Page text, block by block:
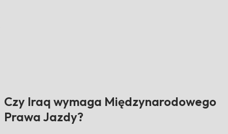
Czy Iraq wymaga Międzynarodowego
Prawa Jazdy?